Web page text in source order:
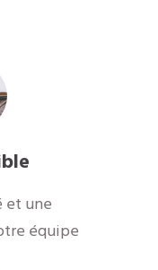
et une
équipe